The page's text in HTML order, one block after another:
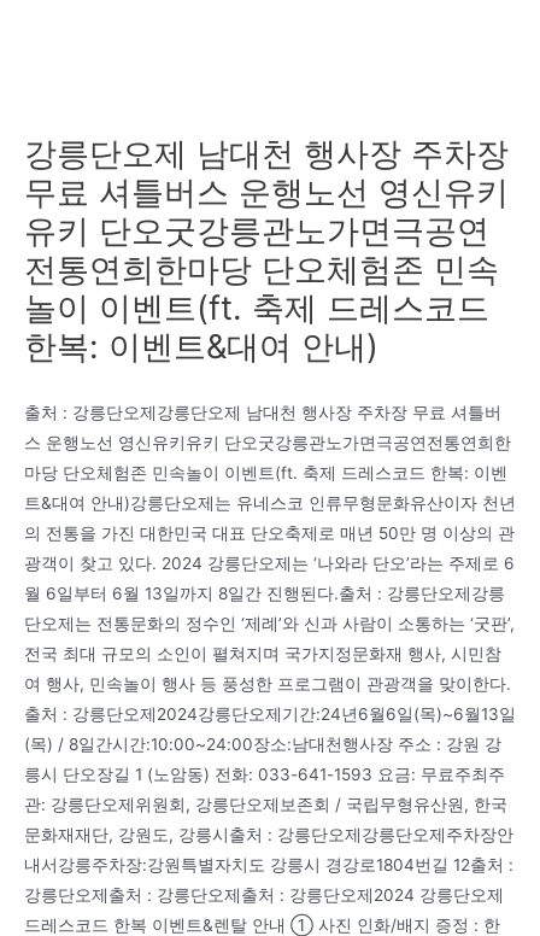
강릉단오제 남대천 행사장 주차장
무료 셔틀버스 운행노선 영신유키
유키 단오굿강릉관노가면극공연
전통연희한마당 단오체험존 민속
놀이 이벤트(ft. 축제 드레스코드
한복: 이벤트&대여 안내)
출처 : 강릉단오제강릉단오제 남대천 행사장 주차장 무료 셔틀버
스 운행노선 영신유키유키 단오굿강릉관노가면극공연전통연희한
마당 단오체험존 민속놀이 이벤트(ft. 축제 드레스코드 한복: 이벤
트&대여 안내)강릉단오제는 유네스코 인류무형문화유산이자 천년
의 전통을 가진 대한민국 대표 단오축제로 매년 50만 명 이상의 관
광객이 찾고 있다. 2024 강릉단오제는 ‘나와라 단오’라는 주제로 6
월 6일부터 6월 13일까지 8일간 진행된다.출처 : 강릉단오제강릉
단오제는 전통문화의 정수인 ‘제례’와 신과 사람이 소통하는 ‘굿판’,
전국 최대 규모의 소인이 펼쳐지며 국가지정문화재 행사, 시민참
여 행사, 민속놀이 행사 등 풍성한 프로그램이 관광객을 맞이한다.
출처 : 강릉단오제2024강릉단오제기간:24년6월6일(목)~6월13일
(목) / 8일간시간:10:00~24:00장소:남대천행사장 주소 : 강원 강
릉시 단오장길 1 (노암동) 전화: 033-641-1593 요금: 무료주최주
관: 강릉단오제위원회, 강릉단오제보존회 / 국립무형유산원, 한국
문화재재단, 강원도, 강릉시출처 : 강릉단오제강릉단오제주차장안
내서강릉주차장:강원특별자치도 강릉시 경강로1804번길 12출처 :
강릉단오제출처 : 강릉단오제출처 : 강릉단오제2024 강릉단오제
드레스코드 한복 이벤트&렌탈 안내 ① 사진 인화/배지 증정 : 한